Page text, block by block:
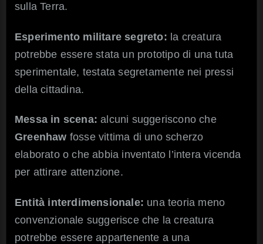
sulla Terra.
Esperimento militare segreto: la creatura
potrebbe essere stata un prototipo di una tuta
sperimentale, testata segretamente nei pressi
della cittadina.
Messa in scena: alcuni suggeriscono che
Greenhaw fosse vittima di uno scherzo
elaborato o che abbia inventato l’intera vicenda
per attirare attenzione.
Entità interdimensionale: una teoria meno
convenzionale suggerisce che la creatura
potrebbe essere appartenente a una